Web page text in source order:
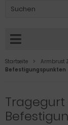
Startseite Armbrust
Befestigungspunkten